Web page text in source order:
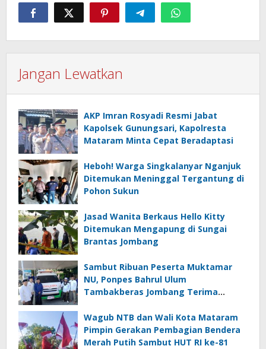
Jangan Lewatkan
AKP Imran Rosyadi Resmi Jabat
Kapolsek Gunungsari, Kapolresta
Mataram Minta Cepat Beradaptasi
Heboh! Warga Singkalanyar Nganjuk
Ditemukan Meninggal Tergantung di
Pohon Sukun
Jasad Wanita Berkaus Hello Kitty
Ditemukan Mengapung di Sungai
Brantas Jombang
Sambut Ribuan Peserta Muktamar
NU, Ponpes Bahrul Ulum
Tambakberas Jombang Terima
Wagub NTB dan Wali Kota Mataram
Pimpin Gerakan Pembagian Bendera
Merah Putih Sambut HUT RI ke-81